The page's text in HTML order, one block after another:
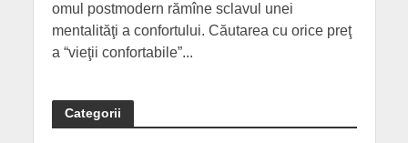
omul postmodern rămîne sclavul unei
mentalităţi a confortului. Căutarea cu orice preţ
a “vieţii confortabile”...
Categorii